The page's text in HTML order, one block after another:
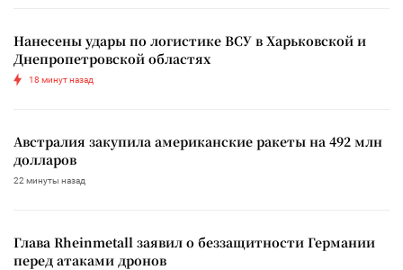
Нанесены удары по логистике ВСУ в Харьковской и
Днепропетровской областях
18 минут назад
Австралия закупила американские ракеты на 492 млн
долларов
22 минуты назад
Глава Rheinmetall заявил о беззащитности Германии
перед атаками дронов